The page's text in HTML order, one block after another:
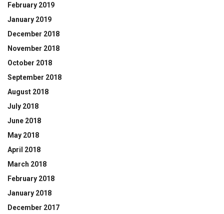
February 2019
January 2019
December 2018
November 2018
October 2018
September 2018
August 2018
July 2018
June 2018
May 2018
April 2018
March 2018
February 2018
January 2018
December 2017